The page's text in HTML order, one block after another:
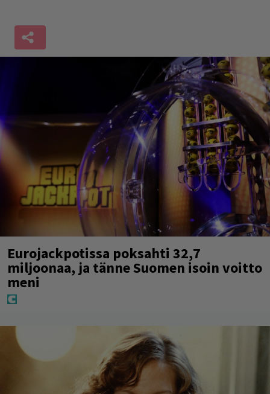
Eurojackpotissa poksahti 32,7
miljoonaa, ja tänne Suomen isoin voitto
meni